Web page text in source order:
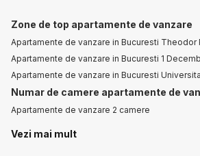
Zone de top apartamente de vanzare
Apartamente de vanzare in Bucuresti Theodor
Apartamente de vanzare in Bucuresti 1
Apartamente de vanzare in Bucuresti
Numar de camere apartamente de
Apartamente de vanzare 2 camere
Vezi mai mult